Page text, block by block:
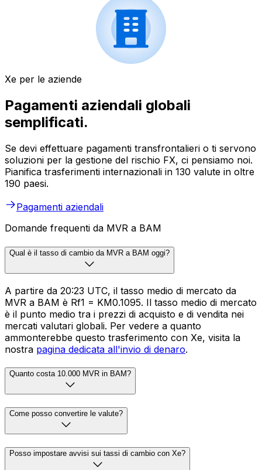
Xe per le aziende
Pagamenti aziendali globali
semplificati.
Se devi effettuare pagamenti transfrontalieri o ti servono
soluzioni per la gestione del rischio FX, ci pensiamo noi.
Pianifica trasferimenti internazionali in 130 valute in oltre
190 paesi.
Pagamenti aziendali
Domande frequenti da MVR a BAM
Qual è il tasso di cambio da MVR a BAM oggi?
A partire da 20:23 UTC, il tasso medio di mercato da
MVR a BAM è Rf1 = KM0.1095. Il tasso medio di mercato
è il punto medio tra i prezzi di acquisto e di vendita nei
mercati valutari globali. Per vedere a quanto
ammonterebbe questo trasferimento con Xe, visita la
nostra pagina dedicata all'invio di denaro.
Quanto costa 10.000 MVR in BAM?
Come posso convertire le valute?
Posso impostare avvisi sui tassi di cambio con Xe?